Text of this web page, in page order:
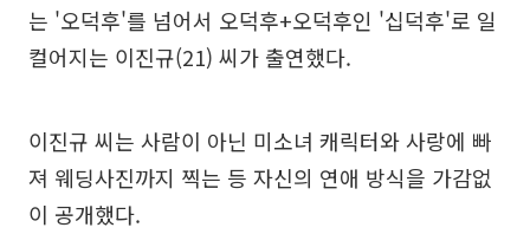
는 '오덕후'를 넘어서 오덕후+오덕후인 '십덕후'로 일
컬어지는 이진규(21) 씨가 출연했다.
이진규 씨는 사람이 아닌 미소녀 캐릭터와 사랑에 빠
져 웨딩사진까지 찍는 등 자신의 연애 방식을 가감없
이 공개했다.